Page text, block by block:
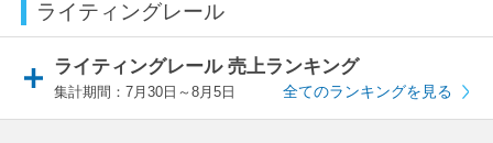
ライティングレール
ライティングレール 売上ランキング
集計期間：7月30日～8月5日 全てのランキングを見る